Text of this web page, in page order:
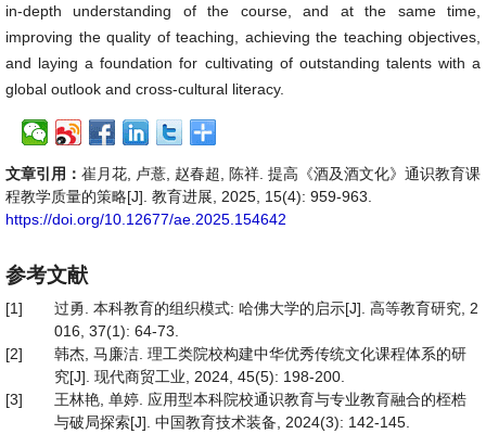
in-depth understanding of the course, and at the same time,
improving the quality of teaching, achieving the teaching objectives,
and laying a foundation for cultivating of outstanding talents with a
global outlook and cross-cultural literacy.
文章引用： 崔月花, 卢薏, 赵春超, 陈祥. 提高《酒及酒文化》通识教育课
程教学质量的策略[J]. 教育进展, 2025, 15(4): 959-963.
https://doi.org/10.12677/ae.2025.154642
参考文献
[1]
过勇. 本科教育的组织模式: 哈佛大学的启示[J]. 高等教育研究, 2
016, 37(1): 64-73.
[2]
韩杰, 马廉洁. 理工类院校构建中华优秀传统文化课程体系的研
究[J]. 现代商贸工业, 2024, 45(5): 198-200.
[3]
王林艳, 单婷. 应用型本科院校通识教育与专业教育融合的桎梏
与破局探索[J]. 中国教育技术装备, 2024(3): 142-145.